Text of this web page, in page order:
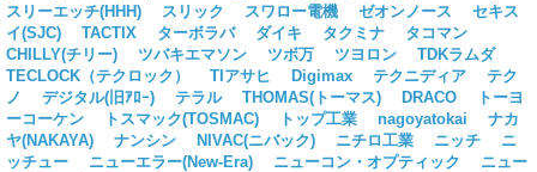
スリーエッチ(HHH)
スリック スワロー電機 ゼオンノース
セキス
イ(SJC)
TACTIX ターボラバ ダイキ タクミナ
タコマン
CHILLY(チリー)
ツバキエマソン ツボ万 ツヨロン
TDKラムダ
TECLOCK（テクロック）
TIアサヒ Digimax テクニディア
テク
ノ
デジタル(旧ｱﾛｰ) テラル THOMAS(トーマス) DRACO
トーヨ
ーコーケン
トスマック(TOSMAC) トップ工業 nagoyatokai
ナカ
ヤ(NAKAYA)
ナンシン NIVAC(ニバック) ニチロ工業 ニッチ
ニ
ッチュー
ニューエラー(New-Era) ニューコン・オプティック
ニュー